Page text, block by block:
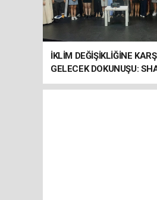
İKLİM DEĞİŞİKLİĞİNE
GELECEK DOKUNUŞU:
ULUSLARARASI